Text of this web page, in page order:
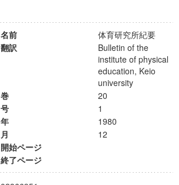
名前
体育研究所紀要
翻訳
Bulletin of the
institute of physical
education, Keio
university
巻
20
号
1
年
1980
月
12
開始ページ
終了ページ